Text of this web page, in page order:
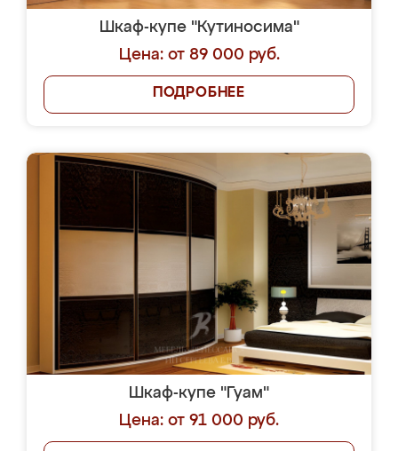
Шкаф-купе "Кутиносима"
Цена: от 89 000 руб.
ПОДРОБНЕЕ
Шкаф-купе "Гуам"
Цена: от 91 000 руб.